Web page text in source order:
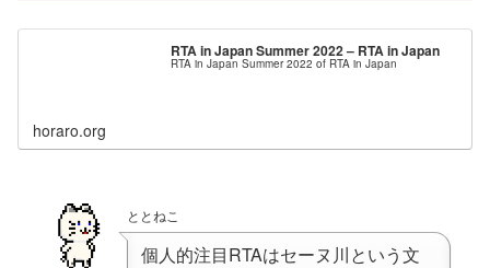
RTA in Japan Summer 2022 – RTA in Japan
RTA in Japan Summer 2022 of RTA in Japan
horaro.org
ととねこ
個人的注目RTAはセーヌ川という文